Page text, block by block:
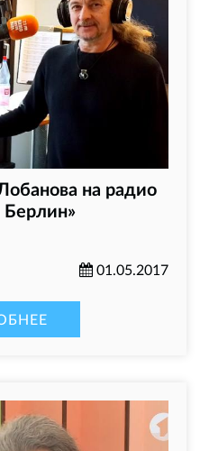
на радио
Берлин»
01.05.2017